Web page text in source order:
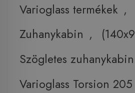
Varioglass termékek ,
Zuhanykabin ,
Szögletes zuhanykabin
Varioglass Torsion